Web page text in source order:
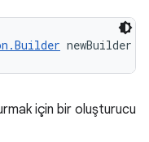
newBuilder
için bir oluşturucu